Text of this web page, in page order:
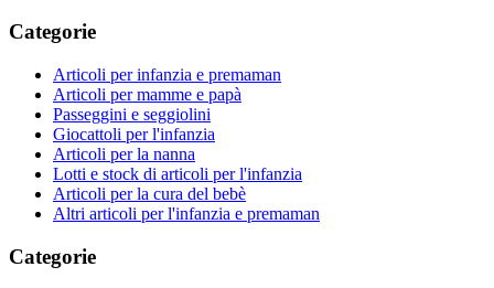
Categorie
Articoli per infanzia e premaman
Articoli per mamme e papà
Passeggini e seggiolini
Giocattoli per l'infanzia
Articoli per la nanna
Lotti e stock di articoli per l'infanzia
Articoli per la cura del bebè
Altri articoli per l'infanzia e premaman
Categorie